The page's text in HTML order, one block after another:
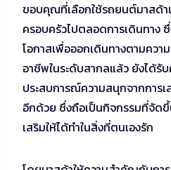
ขอบคุณที่เลือกใช้รถยนต์มาสด้า
ครอบครัวไปตลอดการเดินทาง
โอกาสเพื่อออกเดินทางตามคว
อาชีพในระดับสากลแล้ว ยังได้รั
ประสบการณ์ความสนุกจากการ
อีกด้วย ซึ่งถือเป็นกิจกรรมที่จัด
เสริมให้ได้ทำในสิ่งที่ตนเองรัก